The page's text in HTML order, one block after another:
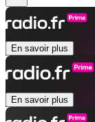
En savoir plus
En savoir plus